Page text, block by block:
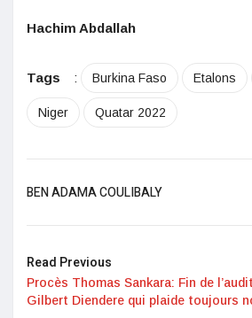
Hachim Abdallah
Tags : Burkina Faso Etalons
Niger Quatar 2022
BEN ADAMA COULIBALY
Read Previous
Procès Thomas Sankara: Fin de
Gilbert Diendere qui plaide toujours